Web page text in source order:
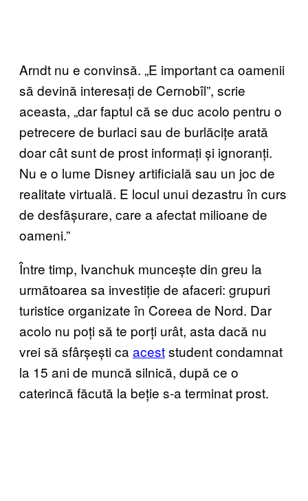
Arndt nu e convinsă. „E important ca oamenii
să devină interesați de Cernobîl”, scrie
aceasta, „dar faptul că se duc acolo pentru o
petrecere de burlaci sau de burlăcițe arată
doar cât sunt de prost informați și ignoranți.
Nu e o lume Disney artificială sau un joc de
realitate virtuală. E locul unui dezastru în curs
de desfășurare, care a afectat milioane de
oameni.”
Între timp, Ivanchuk muncește din greu la
următoarea sa investiție de afaceri: grupuri
turistice organizate în Coreea de Nord. Dar
acolo nu poți să te porți urât, asta dacă nu
vrei să sfârșești ca aceststudent condamnat
la 15 ani de muncă silnică, după ce o
caterincă făcută la beție s-a terminat prost.